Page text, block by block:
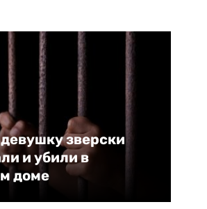
зверски
и убили в
доме